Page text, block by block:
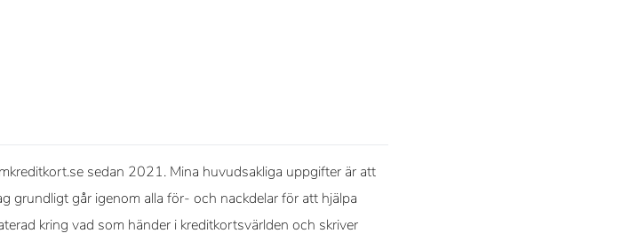
sedan 2021. Mina huvudsakliga uppgifter är att
grundligt går igenom alla för- och nackdelar för att hjälpa
kring vad som händer i kreditkortsvärlden och skriver